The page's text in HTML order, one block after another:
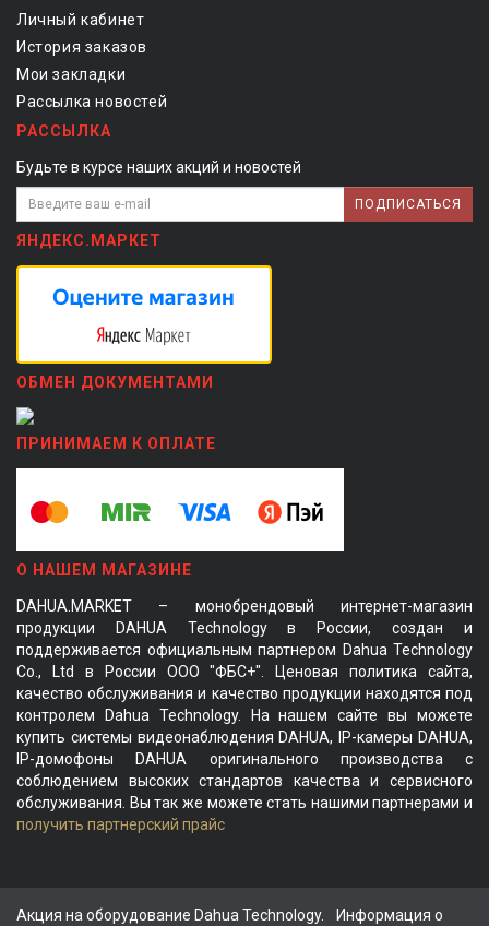
Личный кабинет
История заказов
Мои закладки
Рассылка новостей
РАССЫЛКА
Будьте в курсе наших акций и новостей
ПОДПИСАТЬСЯ
ЯНДЕКС.МАРКЕТ
ОБМЕН ДОКУМЕНТАМИ
ПРИНИМАЕМ К ОПЛАТЕ
О НАШЕМ МАГАЗИНЕ
DAHUA.MARKET – монобрендовый интернет-магазин
продукции DAHUA Technology в России, создан и
поддерживается официальным партнером Dahua Technology
Co., Ltd в России ООО "ФБС+". Ценовая политика сайта,
качество обслуживания и качество продукции находятся под
контролем Dahua Technology. На нашем сайте вы можете
купить системы видеонаблюдения DAHUA, IP-камеры DAHUA,
IP-домофоны DAHUA оригинального производства с
соблюдением высоких стандартов качества и сервисного
обслуживания. Вы так же можете стать нашими партнерами и
получить партнерский прайс
Акция на оборудование Dahua Technology. Информация о